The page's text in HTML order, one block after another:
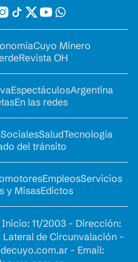
Cuyo Minero
Revista OH
EspectáculosArgentina
En las redes
SocialesSaludTecnología
del tránsito
EmpleosServicios
y MisasEdictos
11/2003 - Dirección:
Lateral de Circunvalación -
- Email: